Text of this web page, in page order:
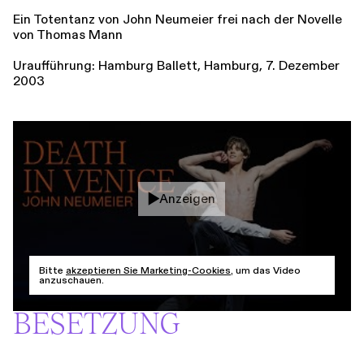
Ein Totentanz von John Neumeier frei nach der Novelle
von Thomas Mann
Uraufführung: Hamburg Ballett, Hamburg, 7. Dezember
2003
Anzeigen
Bitte akzeptieren Sie Marketing-Cookies , um das Video
anzuschauen.
BESETZUNG